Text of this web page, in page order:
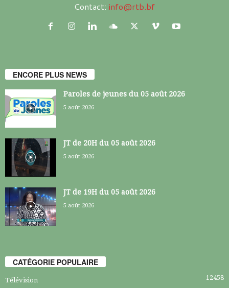
Contact: info@rtb.bf
ENCORE PLUS NEWS
Paroles de jeunes du 05 août 2026
5 août 2026
JT de 20H du 05 août 2026
5 août 2026
JT de 19H du 05 août 2026
5 août 2026
CATÉGORIE POPULAIRE
Télévision 12458